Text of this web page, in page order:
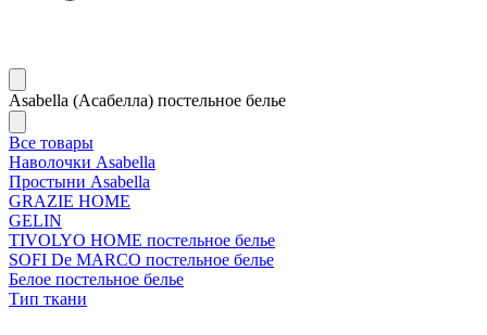
Asabella (Асабелла) постельное белье
Все товары
Наволочки Asabella
Простыни Asabella
GRAZIE HOME
GELIN
TIVOLYO HOME постельное белье
SOFI De MARCO постельное белье
Белое постельное белье
Тип ткани